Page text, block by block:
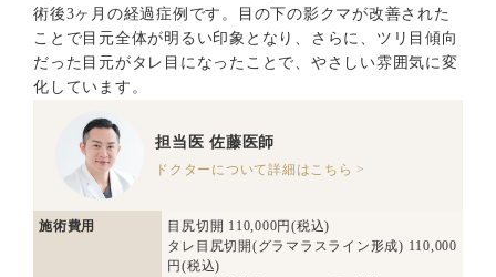
術後3ヶ月の経過症例です。目の下の影クマが改善された
ことで目元全体が明るい印象となり、さらに、ツリ目傾向
だった目元がタレ目になったことで、やさしい雰囲気に変
化しています。
担当医 佐藤医師
ドクターについて詳細はこちら >
施術費用
目尻切開 110,000円(税込)
タレ目尻切開(グラマラスライン形成) 110,000
円(税込)